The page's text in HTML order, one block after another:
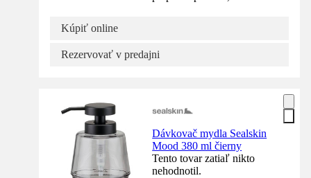
Kúpiť online
Rezervovať v predajni
Dávkovač mydla Sealskin
Mood 380 ml čierny
Tento tovar zatiaľ nikto
nehodnotil.